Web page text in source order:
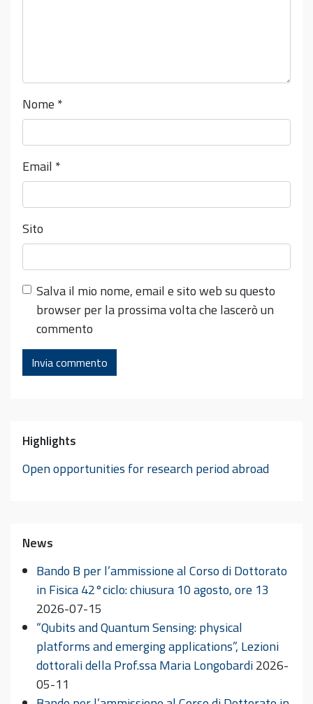
Nome *
Email *
Sito
Salva il mio nome, email e sito web su questo
browser per la prossima volta che lascerò un
commento
Highlights
Open opportunities for research period abroad
News
Bando B per l’ammissione al Corso di Dottorato
in Fisica 42°ciclo: chiusura 10 agosto, ore 13
2026-07-15
“Qubits and Quantum Sensing: physical
platforms and emerging applications”, Lezioni
dottorali della Prof.ssa Maria Longobardi2026-
05-11